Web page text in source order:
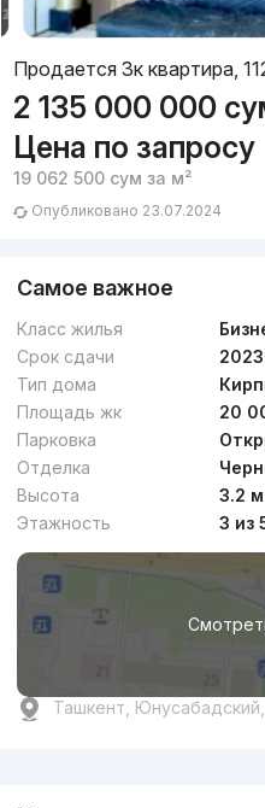
Продается 3к квартира,
2 135 000 000
Цена по запросу
19 062 500 сум за м²
Опубликовано 23.07.2024
Самое важное
Класс жилья
Срок сдачи
Тип дома
Площадь жк
20
Парковка
Отделка
Высота
3.2 м
Этажность
3 из
Ташкент,